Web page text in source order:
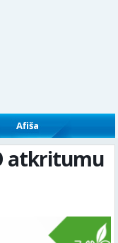
Afiša
atkritumu